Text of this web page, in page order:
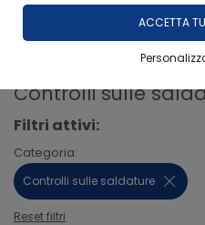
ACCETTA
Controlli sulle
Filtri attivi:
Categoria:
Controlli sulle saldature
Reset filtri